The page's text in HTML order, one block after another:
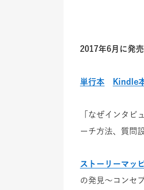
2017年6月に発
単行本 Kindle
「なぜインタビ
ーチ方法、質問
ストーリーマッ
の発見〜コンセ